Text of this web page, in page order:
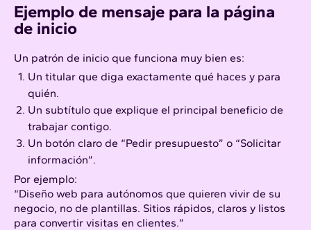
Ejemplo de mensaje para la página
de inicio
Un patrón de inicio que funciona muy bien es:
Un titular que diga exactamente qué haces y para
quién.
Un subtítulo que explique el principal beneficio de
trabajar contigo.
Un botón claro de “Pedir presupuesto” o “Solicitar
información”.
Por ejemplo:
“Diseño web para autónomos que quieren vivir de su
negocio, no de plantillas. Sitios rápidos, claros y listos
para convertir visitas en clientes.”